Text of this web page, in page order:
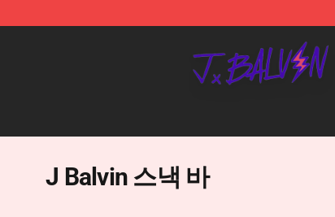
J Balvin Store - Official J Balvin Merchandise Shop
J Balvin 스낵 바